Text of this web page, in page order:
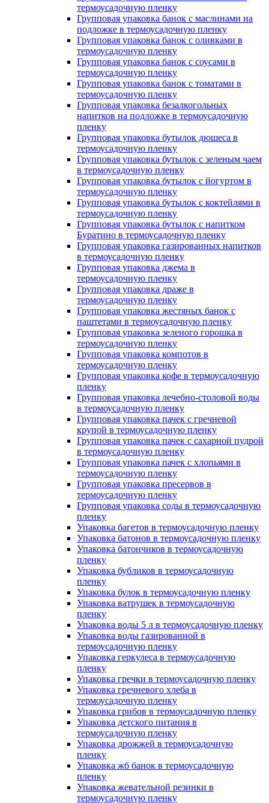
термоусадочную пленку
Групповая упаковка банок с маслинами на
подложке в термоусадочную пленку
Групповая упаковка банок с оливками в
термоусадочную пленку
Групповая упаковка банок с соусами в
термоусадочную пленку
Групповая упаковка банок с томатами в
термоусадочную пленку
Групповая упаковка безалкогольных
напитков на подложке в термоусадочную
пленку
Групповая упаковка бутылок дюшеса в
термоусадочную пленку
Групповая упаковка бутылок с зеленым чаем
в термоусадочную пленку
Групповая упаковка бутылок с йогуртом в
термоусадочную пленку
Групповая упаковка бутылок с коктейлями в
термоусадочную пленку
Групповая упаковка бутылок с напитком
Буратино в термоусадочную пленку
Групповая упаковка газированных напитков
в термоусадочную пленку
Групповая упаковка джема в
термоусадочную пленку
Групповая упаковка драже в
термоусадочную пленку
Групповая упаковка жестяных банок с
паштетами в термоусадочную пленку
Групповая упаковка зеленого горошка в
термоусадочную пленку
Групповая упаковка компотов в
термоусадочную пленку
Групповая упаковка кофе в термоусадочную
пленку
Групповая упаковка лечебно-столовой воды
в термоусадочную пленку
Групповая упаковка пачек с гречневой
крупой в термоусадочную пленку
Групповая упаковка пачек с сахарной пудрой
в термоусадочную пленку
Групповая упаковка пачек с хлопьями в
термоусадочную пленку
Групповая упаковка пресервов в
термоусадочную пленку
Групповая упаковка соды в термоусадочную
пленку
Упаковка багетов в термоусадочную пленку
Упаковка батонов в термоусадочную пленку
Упаковка батончиков в термоусадочную
пленку
Упаковка бубликов в термоусадочную
пленку
Упаковка булок в термоусадочную пленку
Упаковка ватрушек в термоусадочную
пленку
Упаковка воды 5 л в термоусадочную пленку
Упаковка воды газированной в
термоусадочную пленку
Упаковка геркулеса в термоусадочную
пленку
Упаковка гречки в термоусадочную пленку
Упаковка гречневого хлеба в
термоусадочную пленку
Упаковка грибов в термоусадочную пленку
Упаковка детского питания в
термоусадочную пленку
Упаковка дрожжей в термоусадочную
пленку
Упаковка жб банок в термоусадочную
пленку
Упаковка жевательной резинки в
термоусадочную пленку